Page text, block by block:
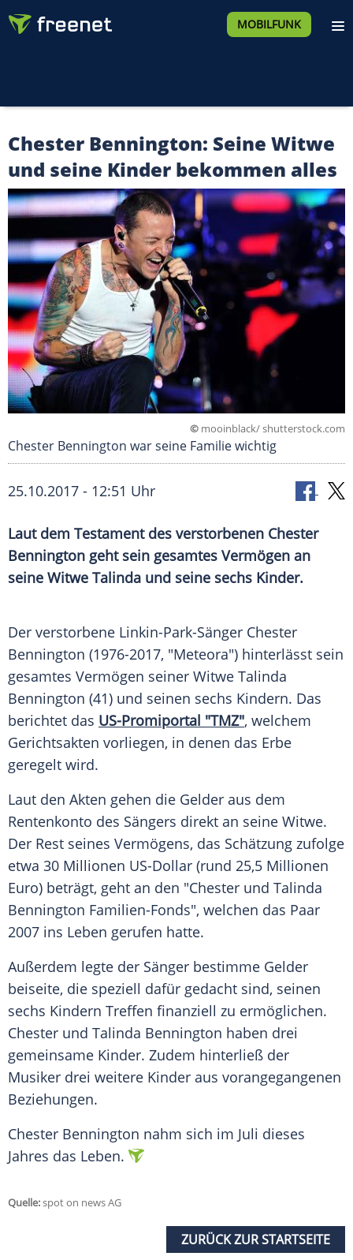
MOBILFUNK
Chester Bennington: Seine Witwe
und seine Kinder bekommen alles
© mooinblack/ shutterstock.com
Chester Bennington war seine Familie wichtig
25.10.2017 - 12:51 Uhr
Laut dem Testamentdes verstorbenen Chester
Bennington geht sein gesamtes Vermögen an
seine Witwe Talinda und seine sechs Kinder.
Der verstorbene Linkin-Park-Sänger Chester
Bennington (1976-2017, "Meteora") hinterlässt sein
gesamtes Vermögen seiner Witwe Talinda
Bennington (41) und seinen sechs Kindern. Das
berichtet das US-Promiportal "TMZ", welchem
Gerichtsakten vorliegen, in denen das Erbe
geregelt wird.
Laut den Akten gehen die Gelder aus dem
Rentenkonto des Sängers direkt an seine Witwe.
Der Rest seines Vermögens, das Schätzung zufolge
etwa 30 Millionen US-Dollar (rund 25,5 Millionen
Euro) beträgt, geht an den "Chester und Talinda
Bennington Familien-Fonds", welchen das Paar
2007 ins Leben gerufen hatte.
Außerdem legte der Sänger bestimme Gelder
beiseite, die speziell dafür gedacht sind, seinen
sechs Kindern Treffen finanziell zu ermöglichen.
Chester und Talinda Bennington haben drei
gemeinsame Kinder. Zudem hinterließ der
Musiker drei weitere Kinder aus vorangegangenen
Beziehungen.
Chester Bennington nahm sich im Juli dieses
Jahres das Leben.
Quelle:spot on news AG
ZURÜCK ZUR STARTSEITE